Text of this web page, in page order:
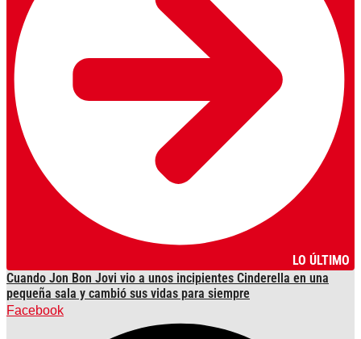
LO ÚLTIMO
Cuando Jon Bon Jovi vio a unos incipientes Cinderella en una
pequeña sala y cambió sus vidas para siempre
Facebook